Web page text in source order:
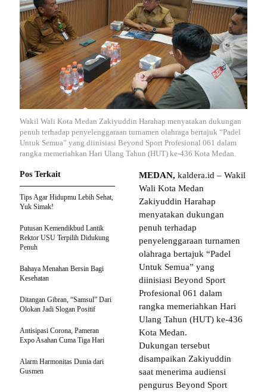
Wakil Wali Kota Medan Zakiyuddin Harahap menyatakan dukungan
penuh terhadap penyelenggaraan turnamen olahraga bertajuk “Padel
Untuk Semua” yang diinisiasi Beyond Sport Profesional 061 dalam
rangka memeriahkan Hari Ulang Tahun (HUT) ke-436 Kota Medan.
MEDAN, kaldera.id – Wakil
Wali Kota Medan
Zakiyuddin Harahap
menyatakan dukungan
penuh terhadap
penyelenggaraan turnamen
olahraga bertajuk “Padel
Untuk Semua” yang
diinisiasi Beyond Sport
Profesional 061 dalam
rangka memeriahkan Hari
Ulang Tahun (HUT) ke-436
Kota Medan.
Dukungan tersebut
disampaikan Zakiyuddin
saat menerima audiensi
pengurus Beyond Sport
Pos Terkait
Tips Agar Hidupmu Lebih Sehat,
Yuk Simak!
Putusan Kemendikbud Lantik
Rektor USU Terpilih Didukung
Penuh
Bahaya Menahan Bersin Bagi
Kesehatan
Ditangan Gibran, “Samsul” Dari
Olokan Jadi Slogan Positif
Antisipasi Corona, Pameran
Expo Asahan Cuma Tiga Hari
Alarm Harmonitas Dunia dari
Gusmen